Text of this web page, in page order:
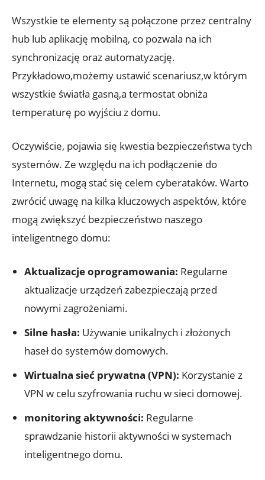
Wszystkie te elementy są połączone przez centralny
hub lub aplikację mobilną, co pozwala ‍na ich⁢
synchronizację ⁣oraz automatyzację.
Przykładowo,możemy ⁢ustawić scenariusz,w którym
wszystkie światła⁤ gasną,a termostat obniża
temperaturę po wyjściu z domu.
Oczywiście, pojawia się ⁣kwestia bezpieczeństwa tych
systemów.​ Ze względu na ich podłączenie‍ do
Internetu, mogą stać się celem cyberataków. Warto
zwrócić uwagę na kilka kluczowych aspektów,‌ które
mogą zwiększyć bezpieczeństwo naszego
inteligentnego domu:
Aktualizacje oprogramowania: Regularne
aktualizacje urządzeń zabezpieczają przed
nowymi zagrożeniami.
Silne hasła: Używanie unikalnych i złożonych
haseł do systemów domowych.
Wirtualna sieć ⁤prywatna (VPN): Korzystanie z
VPN w celu ​szyfrowania ruchu w sieci domowej.
monitoring aktywności: Regularne
sprawdzanie historii aktywności w​ systemach
inteligentnego domu.